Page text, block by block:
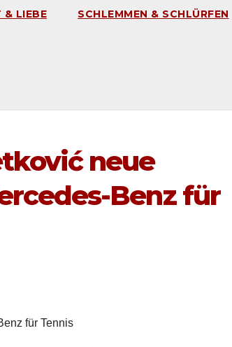
& LIEBE SCHLEMMEN & SCHLÜRFEN
neue
Benz für